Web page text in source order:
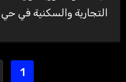
التجارية والسكنية في حي
1